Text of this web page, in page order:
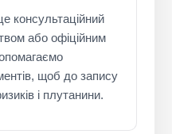
консультаційний
або офіційним
щоб до запису
і плутанини.